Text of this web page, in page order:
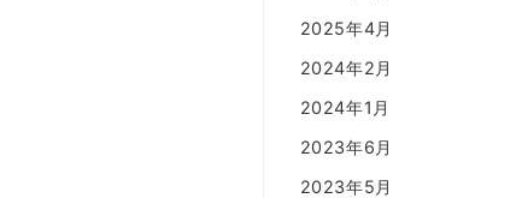
2025年4月
2024年2月
2024年1月
2023年6月
2023年5月